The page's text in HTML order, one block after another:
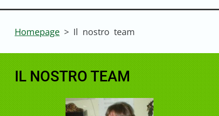
Homepage > Il nostro team
IL NOSTRO TEAM